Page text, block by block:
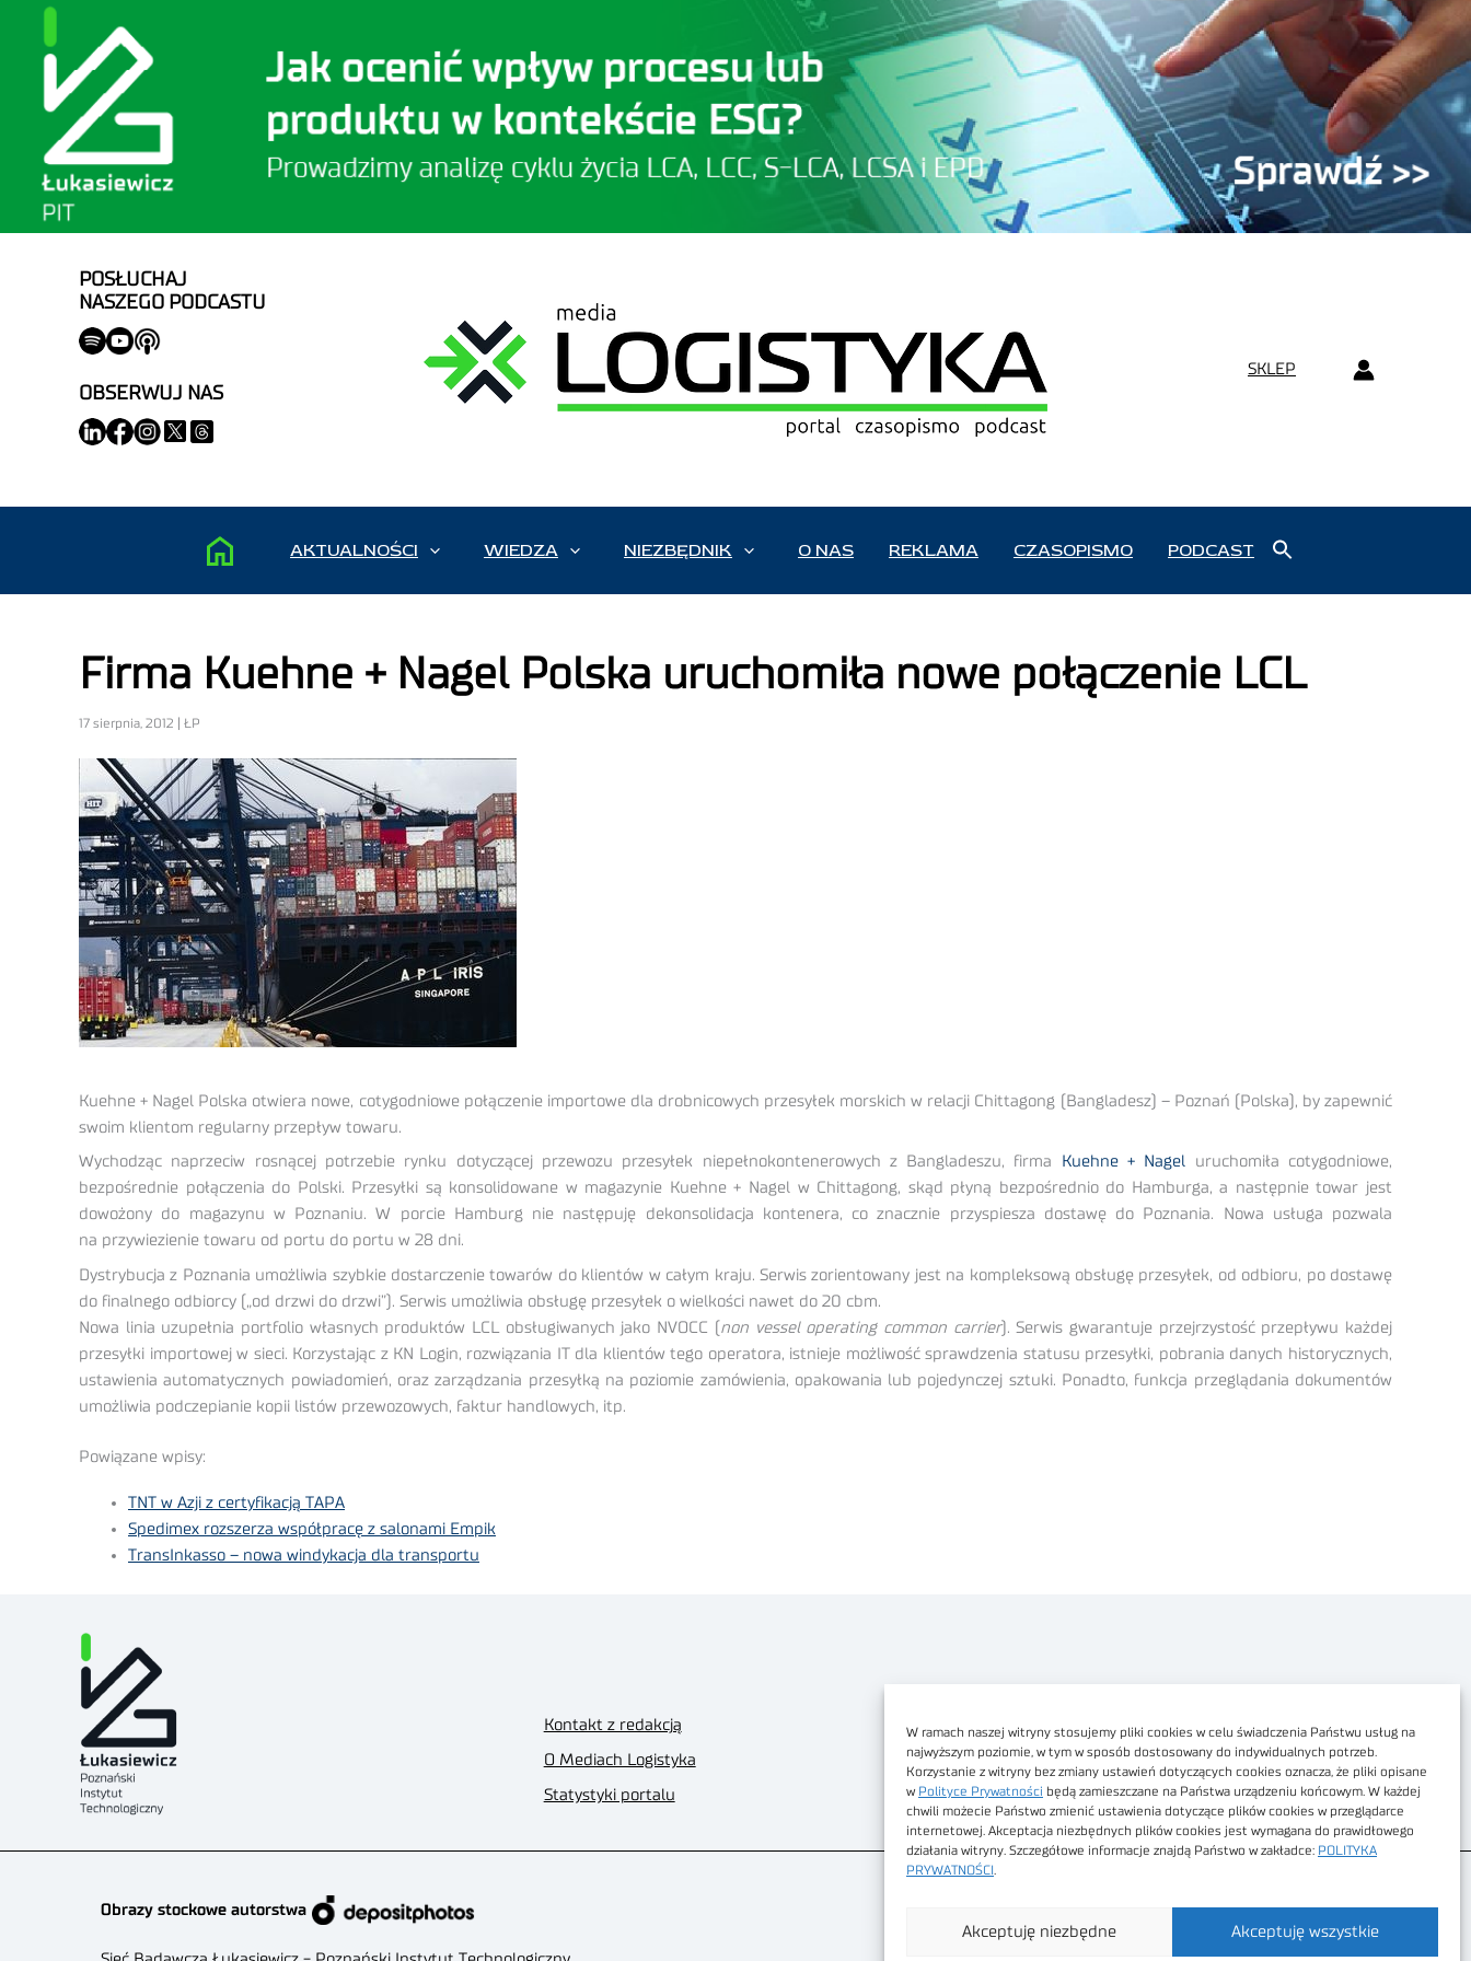
W ramach naszej witryny stosujemy pliki cookies w celu świadczenia Państwu usług na
najwyższym poziomie, w tym w sposób dostosowany do indywidualnych potrzeb.
Korzystanie z witryny bez zmiany ustawień dotyczących cookies oznacza, że pliki opisane
w Polityce Prywatności będą zamieszczane na Państwa urządzeniu końcowym. W każdej
chwili możecie Państwo zmienić ustawienia dotyczące plików cookies w przeglądarce
internetowej. Akceptacja niezbędnych plików cookies jest wymagana do prawidłowego
działania witryny. Szczegółowe informacje znajdą Państwo w zakładce: POLITYKA
PRYWATNOŚCI
Akceptuję wszystkie
Akceptuję niezbędne
POSŁUCHAJ
NASZEGO PODCASTU
OBSERWUJ NAS
SKLEP
AKTUALNOŚCI WIEDZA NIEZBĘDNIK O NAS REKLAMA CZASOPISMO PODCAST
Firma Kuehne + Nagel Polska uruchomiła nowe połączenie LCL
17 sierpnia, 2012 | ŁP
Kuehne + Nagel Polska otwiera nowe, cotygodniowe połączenie importowe dla drobnicowych przesyłek morskich w relacji Chittagong (Bangladesz) – Poznań (Polska), by zapewnić
swoim klientom regularny przepływ towaru.
Wychodząc naprzeciw rosnącej potrzebie rynku dotyczącej przewozu przesyłek niepełnokontenerowych z Bangladeszu, firma Kuehne + Nagel uruchomiła cotygodniowe,
bezpośrednie połączenia do Polski. Przesyłki są konsolidowane w magazynie Kuehne + Nagel w Chittagong, skąd płyną bezpośrednio do Hamburga, a następnie towar jest
dowożony do magazynu w Poznaniu. W porcie Hamburg nie następuję dekonsolidacja kontenera, co znacznie przyspiesza dostawę do Poznania. Nowa usługa pozwala
na przywiezienie towaru od portu do portu w 28 dni.
Dystrybucja z Poznania umożliwia szybkie dostarczenie towarów do klientów w całym kraju. Serwis zorientowany jest na kompleksową obsługę przesyłek, od odbioru, po dostawę
do finalnego odbiorcy („od drzwi do drzwi”). Serwis umożliwia obsługę przesyłek o wielkości nawet do 20 cbm.
Nowa linia uzupełnia portfolio własnych produktów LCL obsługiwanych jako NVOCC ( non vessel operating common carrier). Serwis gwarantuje przejrzystość przepływu każdej
przesyłki importowej w sieci. Korzystając z KN Login, rozwiązania IT dla klientów tego operatora, istnieje możliwość sprawdzenia statusu przesyłki, pobrania danych historycznych,
ustawienia automatycznych powiadomień, oraz zarządzania przesyłką na poziomie zamówienia, opakowania lub pojedynczej sztuki. Ponadto, funkcja przeglądania dokumentów
umożliwia podczepianie kopii listów przewozowych, faktur handlowych, itp.
Powiązane wpisy:
TNT w Azji z certyfikacją TAPA
Spedimex rozszerza współpracę z salonami Empik
TransInkasso – nowa windykacja dla transportu
Kontakt z redakcją
O Mediach Logistyka
Statystyki portalu
Dostępność cyfrowa
Regulamin Portalu
Regulamin sklepu
Obrazy stockowe autorstwa